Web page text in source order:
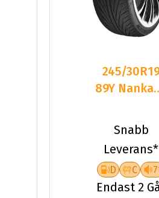
245/
89Y
Snabb
Leverans*
D C
Endast 2